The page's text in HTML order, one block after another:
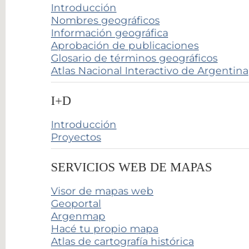
Introducción
Nombres geográficos
Información geográfica
Aprobación de publicaciones
Glosario de términos geográficos
Atlas Nacional Interactivo de Argentina
I+D
Introducción
Proyectos
SERVICIOS WEB DE MAPAS
Visor de mapas web
Geoportal
Argenmap
Hacé tu propio mapa
Atlas de cartografía histórica